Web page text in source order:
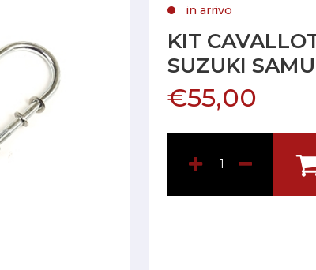
in arrivo
KIT
SUZUKI
€55,00